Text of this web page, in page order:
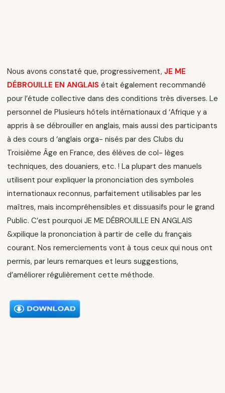
Nous avons constaté que, progressivement, JE ME
DÉBROUILLE EN ANGLAIS était également recommandé
pour l’étude collective dans des conditions très diverses. Le
personnel de Plusieurs hôtels intérnationaux d ‘Afrique y a
appris à se débrouiller en anglais, mais aussi des participants
à des cours d ‘anglais orga- nisés par des Clubs du
Troisième Âge en France, des élèves de col- lèges
techniques, des douaniers, etc. ! La plupart des manuels
utilisent pour expliquer la prononciation des symboles
internationaux reconnus, parfaitement utilisables par les
maîtres, mais incompréhensibles et dissuasifs pour le grand
Public. C’est pourquoi JE ME DÉBROUILLE EN ANGLAIS
&xpilique la prononciation à partir de celle du français
courant. Nos remerciements vont à tous ceux qui nous ont
permis, par leurs remarques et leurs suggestions,
d’améliorer régulièrement cette méthode.